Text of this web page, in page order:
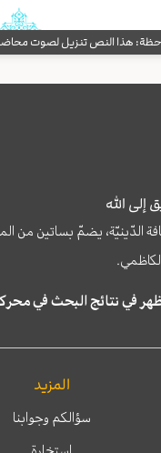
هذا النص تنزيل لصوت
إلى الله
الدّينيّة، يضمّ بساتين
المزيد
سؤالكم وجوابنا